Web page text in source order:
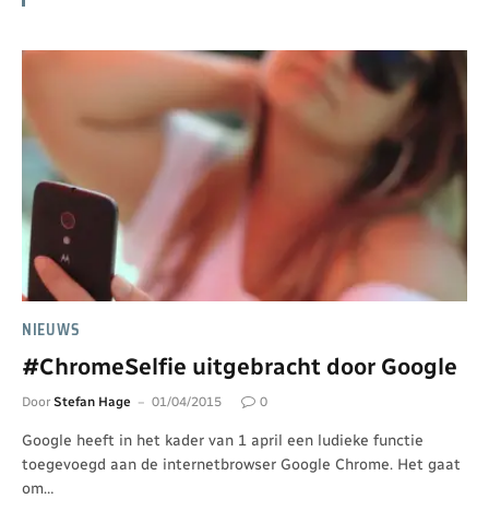
NIEUWS
#ChromeSelfie uitgebracht door Google
Door Stefan Hage 01/04/2015 0
Google heeft in het kader van 1 april een ludieke functie
toegevoegd aan de internetbrowser Google Chrome. Het gaat
om…